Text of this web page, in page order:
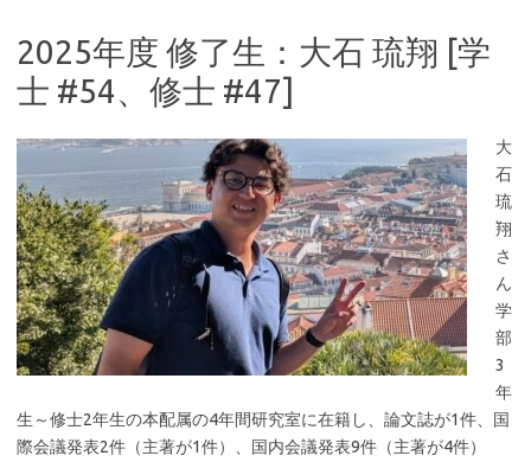
2025年度 修了生：大石 琉翔 [学
士 #54、修士 #47]
大
石
琉
翔
さ
ん
学
部
3
年
生～修士2年生の本配属の4年間研究室に在籍し、論文誌が1件、国
際会議発表2件（主著が1件）、国内会議発表9件（主著が4件）